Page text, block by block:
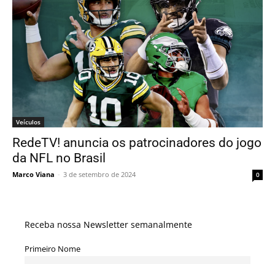
Veículos
RedeTV! anuncia os patrocinadores do jogo
da NFL no Brasil
Marco Viana - 3 de setembro de 2024 0
Receba nossa Newsletter semanalmente
Primeiro Nome